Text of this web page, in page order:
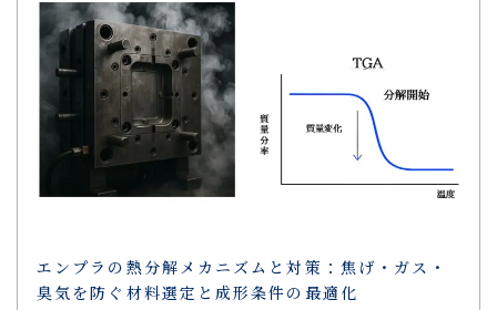
エンプラの熱分解メカニズムと対策：焦げ・ガス・
臭気を防ぐ材料選定と成形条件の最適化